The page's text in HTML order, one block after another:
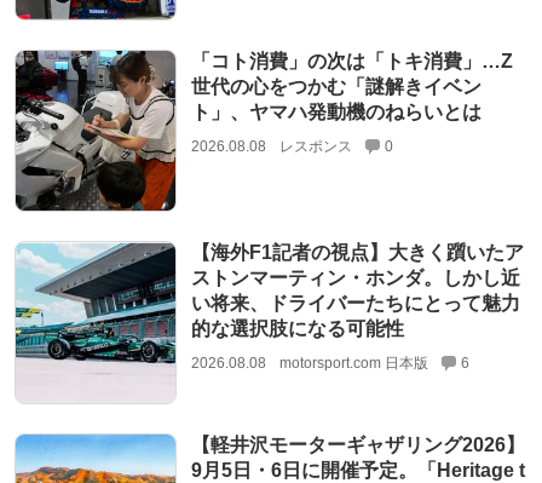
「コト消費」の次は「トキ消費」…Z
世代の心をつかむ「謎解きイベン
ト」、ヤマハ発動機のねらいとは
2026.08.08 レスポンス 0
【海外F1記者の視点】大きく躓いたア
ストンマーティン・ホンダ。しかし近
い将来、ドライバーたちにとって魅力
的な選択肢になる可能性
2026.08.08 motorsport.com 日本版 6
【軽井沢モーターギャザリング2026】
9月5日・6日に開催予定。「Heritage t